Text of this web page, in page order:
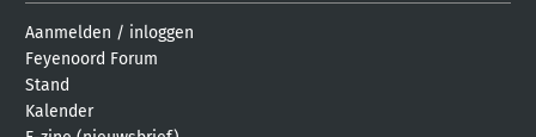
Aanmelden / inloggen
Feyenoord Forum
Stand
Kalender